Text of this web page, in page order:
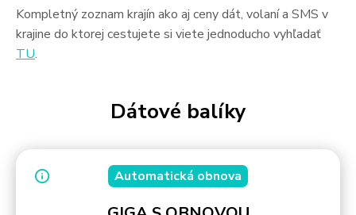
Kompletný zoznam krajín ako aj ceny dát, volaní a SMS v
krajine do ktorej cestujete si viete jednoducho vyhľadať
TU.
Dátové balíky
Automatická obnova